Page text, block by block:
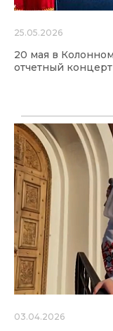
25.05.2026
20 мая в
отчетный концерт
03.04.2026